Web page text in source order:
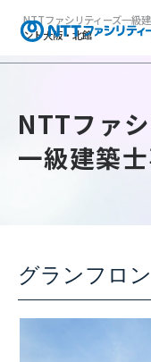
NTTファシリティーズ一級
ント大阪・北館
NTTファ
一級建築
グランフロ